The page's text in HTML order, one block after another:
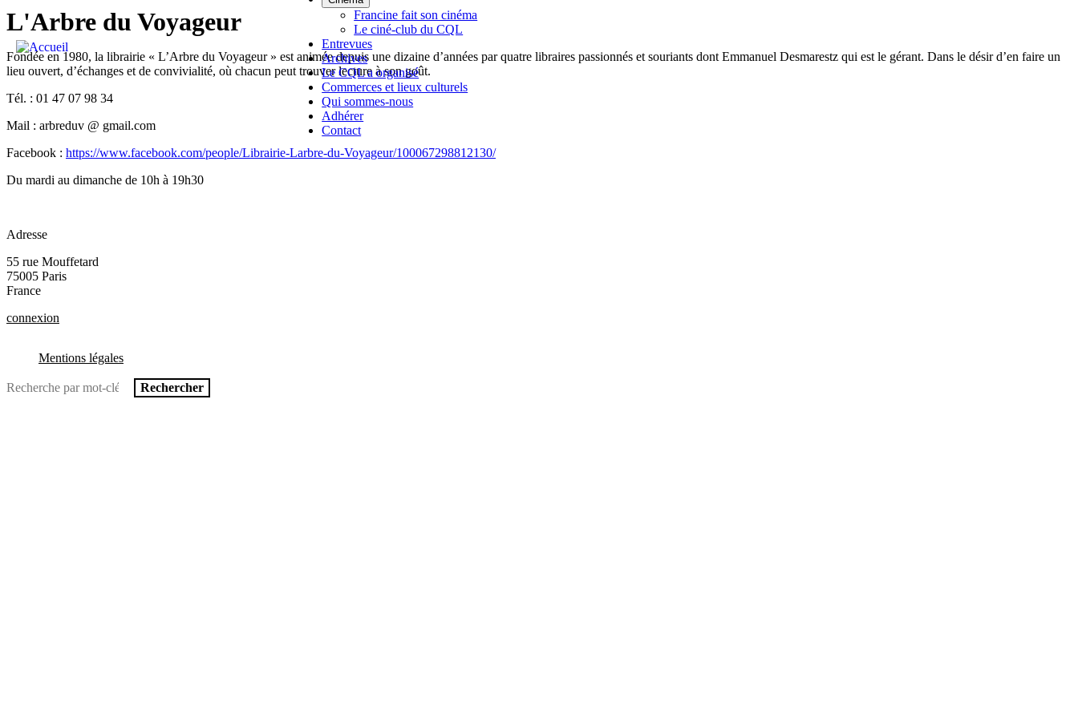
Aller au contenu principal
Francine fait son cinéma
Le ciné-club du CQL
Entrevues
Archives
Le CQL a organisé
Commerces et lieux culturels
Qui sommes-nous
Adhérer
Contact
L'Arbre du Voyageur
Fondée en 1980, la librairie « L’Arbre du Voyageur » est animée depuis une dizaine d’années par quatre libraires passionnés et souriants dont Emmanuel Desmarestz qui est le gérant. Dans le désir d’en faire un
lieu ouvert, d’échanges et de convivialité, où chacun peut trouver lecture à son goût.
Tél. : 01 47 07 98 34
Mail : arbreduv @ gmail.com
Facebook : https://www.facebook.com/people/Librairie-Larbre-du-Voyageur/100067298812130/
Du mardi au dimanche de 10h à 19h30
Adresse
55 rue Mouffetard
75005 Paris
France
connexion
de
Mentions légales
Rechercher